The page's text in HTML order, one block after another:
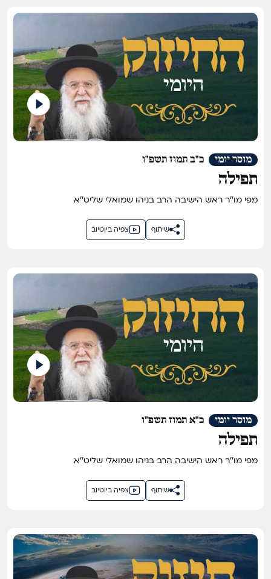
כ"ב תמוז תשפ"ו מוסר יומי
תפילה
מפי מו''ר ראש הישיבה הרב בניהו שמואלי שליט''א
צפיה ביוטיוב שיתוף
כ"א תמוז תשפ"ו מוסר יומי
תפילה
מפי מו''ר ראש הישיבה הרב בניהו שמואלי שליט''א
צפיה ביוטיוב שיתוף